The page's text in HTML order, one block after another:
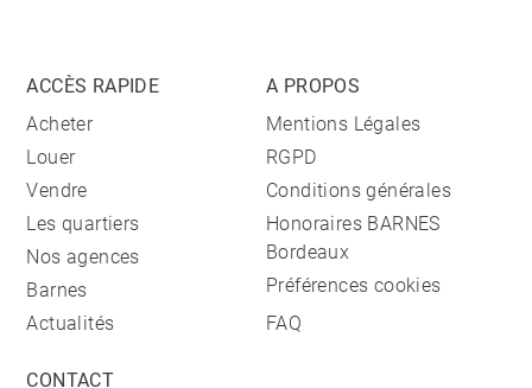
ACCÈS RAPIDE
Acheter
Louer
Vendre
Les quartiers
Nos agences
Barnes
Actualités
A PROPOS
Mentions Légales
RGPD
Conditions générales
Honoraires BARNES
Bordeaux
Préférences cookies
FAQ
CONTACT